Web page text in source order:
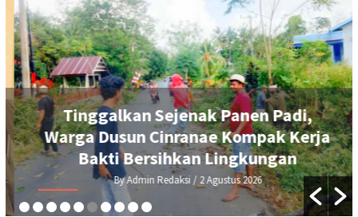
Tinggalkan Sejenak Panen Padi,
Warga Dusun Cinranae Kompak Kerja
Bakti Bersihkan Lingkungan
By Admin Redaksi/ 2 Agustus 2026